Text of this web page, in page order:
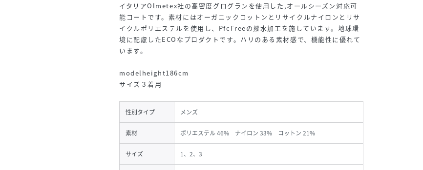
イタリアOlmetex社の高密度グログランを使用した,オールシーズン対応可
能コートです。素材にはオーガニックコットンとリサイクルナイロンとリサ
イクルポリエステルを使用し、PfcFreeの撥水加工を施しています。地球環
境に配慮したECOなプロダクトです。ハリのある素材感で、機能性に優れて
います。
modelheight186cm
サイズ３着用
性別タイプ メンズ
素材 ポリエステル 46% ナイロン 33% コットン 21%
サイズ 1、2、3